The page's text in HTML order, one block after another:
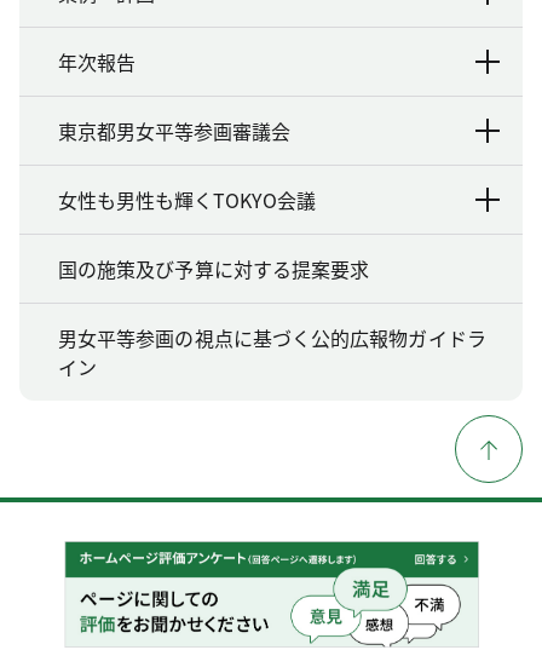
年次報告
東京都男女平等参画審議会
女性も男性も輝くTOKYO会議
国の施策及び予算に対する提案要求
男女平等参画の視点に基づく公的広報物ガイドラ
イン